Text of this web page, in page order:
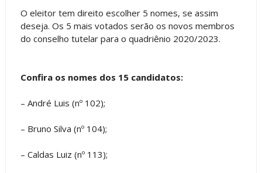
O eleitor tem direito escolher 5 nomes, se assim
deseja. Os 5 mais votados serão os novos membros
do conselho tutelar para o quadriênio 2020/2023.
Confira os nomes dos 15 candidatos:
– André Luis (nº 102);
– Bruno Silva (nº 104);
– Caldas Luiz (nº 113);